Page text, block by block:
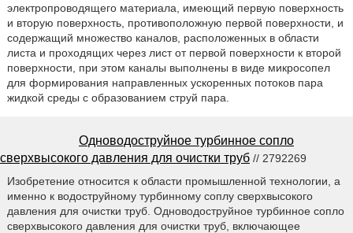
электропроводящего материала, имеющий первую поверхность
и вторую поверхность, противоположную первой поверхности, и
содержащий множество каналов, расположенных в области
листа и проходящих через лист от первой поверхности к второй
поверхности, при этом каналы выполнены в виде микросопел
для формирования направленных ускоренных потоков пара
жидкой среды с образованием струй пара.
Одноводоструйное турбинное сопло
сверхвысокого давления для очистки труб // 2792269
Изобретение относится к области промышленной технологии, а
именно к водоструйному турбинному соплу сверхвысокого
давления для очистки труб. Одноводоструйное турбинное сопло
сверхвысокого давления для очистки труб, включающее